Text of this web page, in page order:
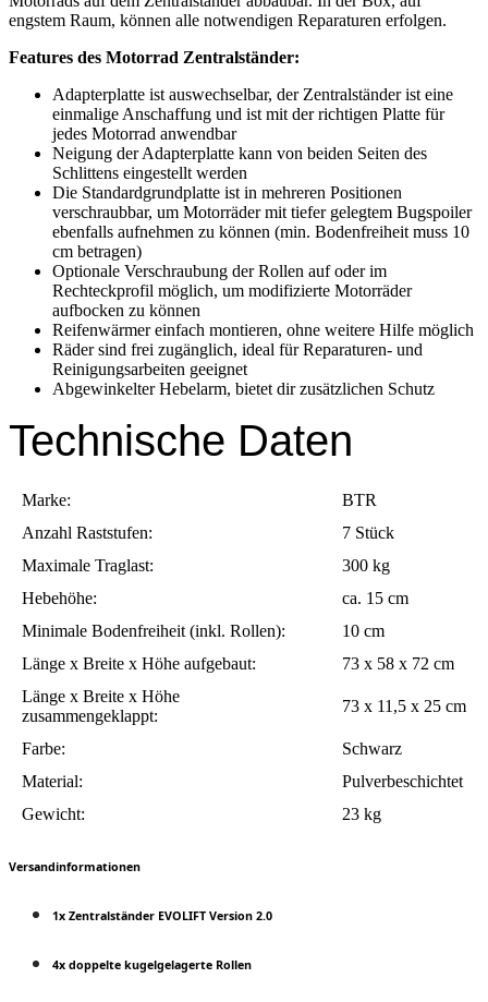
engstem Raum, können alle notwendigen Reparaturen erfolgen.
Features des Motorrad Zentralständer:
Adapterplatte ist auswechselbar, der Zentralständer ist eine
einmalige Anschaffung und ist mit der richtigen Platte für
jedes Motorrad anwendbar
Neigung der Adapterplatte kann von beiden Seiten des
Schlittens eingestellt werden
Die Standardgrundplatte ist in mehreren Positionen
verschraubbar, um Motorräder mit tiefer gelegtem Bugspoiler
ebenfalls aufnehmen zu können (min. Bodenfreiheit muss 10
cm betragen)
Optionale Verschraubung der Rollen auf oder im
Rechteckprofil möglich, um modifizierte Motorräder
aufbocken zu können
Reifenwärmer einfach montieren, ohne weitere Hilfe möglich
Räder sind frei zugänglich, ideal für Reparaturen- und
Reinigungsarbeiten geeignet
Abgewinkelter Hebelarm, bietet dir zusätzlichen Schutz
Technische Daten
Marke:
BTR
Anzahl Raststufen:
7 Stück
Maximale Traglast:
300 kg
Hebehöhe:
ca. 15 cm
Minimale Bodenfreiheit (inkl. Rollen):
10 cm
Länge x Breite x Höhe aufgebaut:
73 x 58 x 72 cm
Länge x Breite x Höhe
zusammengeklappt:
73 x 11,5 x 25 cm
Farbe:
Schwarz
Material:
Pulverbeschichtet
Gewicht:
23 kg
Versandinformationen
1x Zentralständer EVOLIFT Version 2.0
4x doppelte kugelgelagerte Rollen